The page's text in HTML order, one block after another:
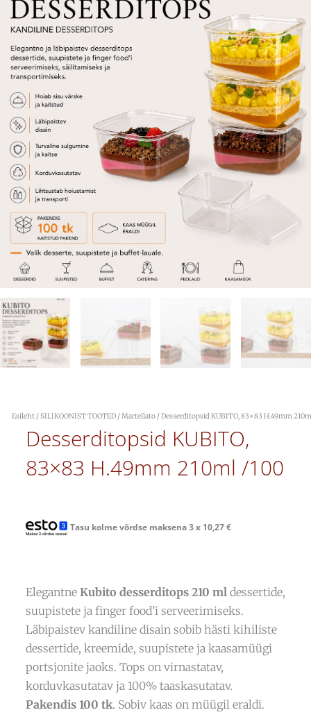
Esileht /SILIKOONIST TOOTED /Martellato / Desserditopsid KUBITO, 83×83 H.49mm
Desserditopsid KUBITO,
83×83 H.49mm 210ml /100
Tasu kolme võrdse maksena 3 x 10,27€
Elegantne Kubito desserditops 210 ml dessertide,
suupistete ja finger food’i serveerimiseks.
Läbipaistev kandiline disain sobib hästi kihiliste
dessertide, kreemide, suupistete ja kaasamüügi
portsjonite jaoks. Tops on virnastatav,
korduvkasutatav ja 100% taaskasutatav.
Pakendis 100 tk. Sobiv kaas on müügil eraldi.